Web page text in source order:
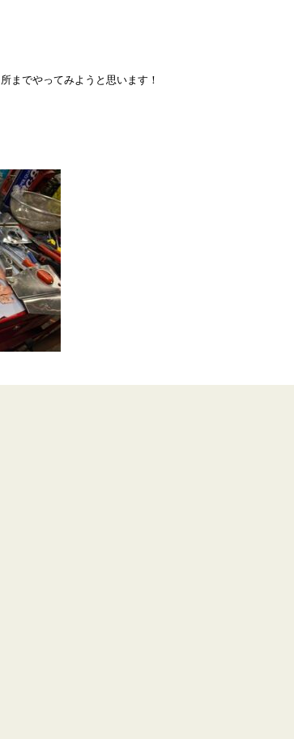
までやってみようと思います！